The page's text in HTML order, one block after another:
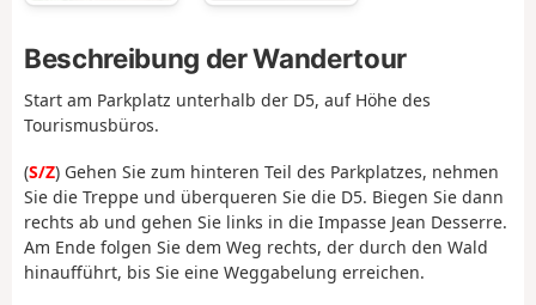
Beschreibung der Wandertour
Start am Parkplatz unterhalb der D5, auf Höhe des
Tourismusbüros.
(S/Z) Gehen Sie zum hinteren Teil des Parkplatzes, nehmen
Sie die Treppe und überqueren Sie die D5. Biegen Sie dann
rechts ab und gehen Sie links in die Impasse Jean Desserre.
Am Ende folgen Sie dem Weg rechts, der durch den Wald
hinaufführt, bis Sie eine Weggabelung erreichen.